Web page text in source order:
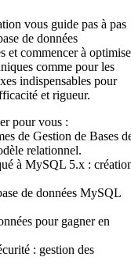
vous guide pas à pas
de données
et commencer à
comme pour les
indispensables pour
et rigueur.
pour vous :
de Gestion de Bases
relationnel.
à MySQL 5.x :
de données MySQL
pour gagner en
: gestion des